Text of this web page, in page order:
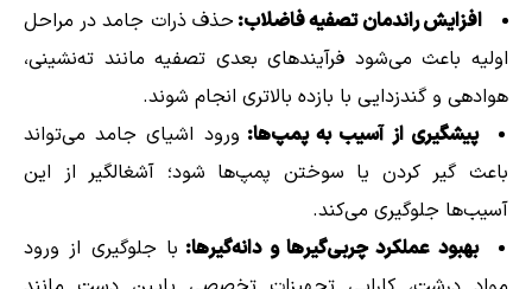
افزایش راندمان تصفیه فاضلاب: حذف ذرات جامد در مراحل
اولیه باعث می‌شود فرآیندهای بعدی تصفیه مانند ته‌نشینی،
هوادهی و گندزدایی با بازده بالاتری انجام شوند.
پیشگیری از آسیب به پمپ‌ها: ورود اشیای جامد می‌تواند
باعث گیر کردن یا سوختن پمپ‌ها شود؛ آشغالگیر از این
آسیب‌ها جلوگیری می‌کند.
بهبود عملکرد چربی‌گیرها و دانه‌گیرها: با جلوگیری از ورود